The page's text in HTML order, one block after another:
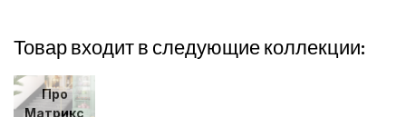
Товар входит в следующие коллекции:
Про
Матрикс